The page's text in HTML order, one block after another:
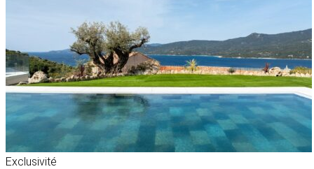
Exclusivité